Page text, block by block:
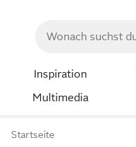
Inspiration
Multimedia
Startseite